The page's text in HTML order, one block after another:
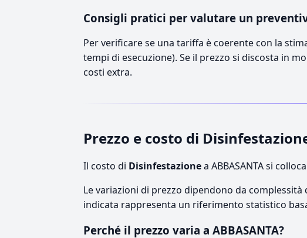
Consigli pratici per valutare un
Per verificare se una tariffa è coerente con la
tempi di esecuzione). Se il prezzo si discosta in
costi extra.
Prezzo e costo di
Il costo di Disinfestazionea ABBASANTA si
Le variazioni di prezzo dipendono da
indicata rappresenta un riferimento statistico
Perché il prezzo varia a ABBASANTA?